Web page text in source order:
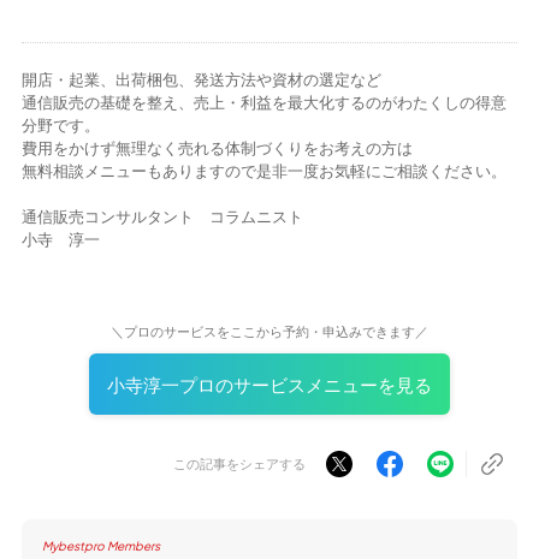
開店・起業、出荷梱包、発送方法や資材の選定など
通信販売の基礎を整え、売上・利益を最大化するのがわたくしの得意
分野です。
費用をかけず無理なく売れる体制づくりをお考えの方は
無料相談メニューもありますので是非一度お気軽にご相談ください。
通信販売コンサルタント コラムニスト
小寺 淳一
＼プロのサービスをここから予約・申込みできます／
小寺淳一プロのサービスメニューを見る
この記事をシェアする
Mybestpro Members